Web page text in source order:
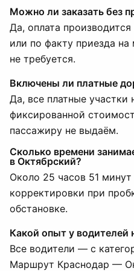
Можно ли заказать без
Да, оплата
или по факту приезда
не требуется.
Включены ли платные
Да, все платные
фиксированной
пассажиру не выдаём.
Сколько времени
в Октябрский?
Около 25 часов 51
корректировки при
обстановке.
Какой опыт у водителей
Все водители — с
Маршрут Краснодар —